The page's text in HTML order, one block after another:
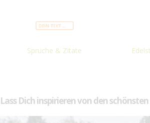
Sprüche & Zitate
Lass Dich inspirieren von den